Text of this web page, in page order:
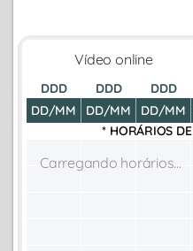
Vídeo online
DDD
DD/MM
DDD
DD/MM
DDD
DD/MM
* HORÁRIOS DE
Carregando horários...